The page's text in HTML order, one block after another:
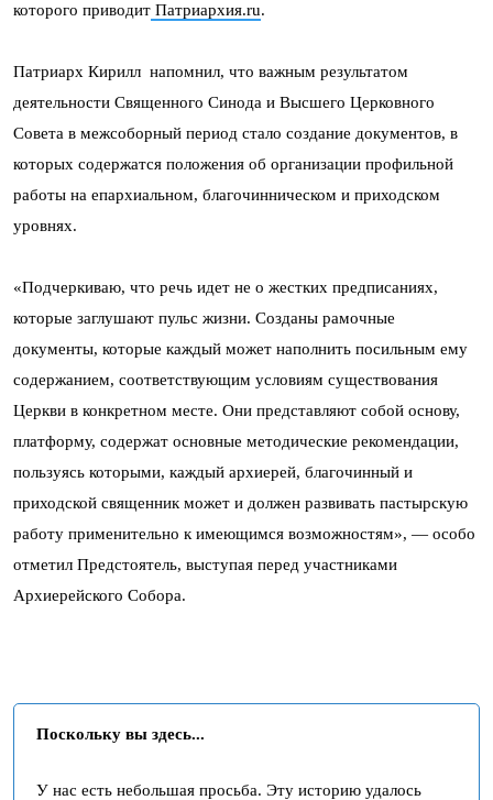
которого приводит Патриархия.ru.
Патриарх Кирилл напомнил, что важным результатом
деятельности Священного Синода и Высшего Церковного
Совета в межсоборный период стало создание документов, в
которых содержатся положения об организации профильной
работы на епархиальном, благочинническом и приходском
уровнях.
«Подчеркиваю, что речь идет не о жестких предписаниях,
которые заглушают пульс жизни. Созданы рамочные
документы, которые каждый может наполнить посильным ему
содержанием, соответствующим условиям существования
Церкви в конкретном месте. Они представляют собой основу,
платформу, содержат основные методические рекомендации,
пользуясь которыми, каждый архиерей, благочинный и
приходской священник может и должен развивать пастырскую
работу применительно к имеющимся возможностям», — особо
отметил Предстоятель, выступая перед участниками
Архиерейского Собора.
Поскольку вы здесь...
У нас есть небольшая просьба. Эту историю удалось